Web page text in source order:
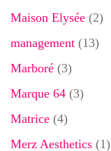
Maison Elysée (2)
management (13)
Marboré (3)
Marque 64 (3)
Matrice (4)
Merz Aesthetics (1)